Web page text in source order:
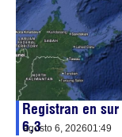
Registran en
6,3
agosto 6, 202601:49